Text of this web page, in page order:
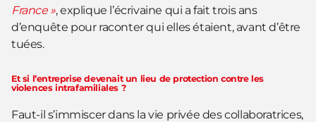
France », explique l’écrivaine qui a fait trois ans
d’enquête pour raconter qui elles étaient, avant d’être
tuées.
Et si l’entreprise devenait un lieu de protection contre les
violences intrafamiliales ?
Faut-il s’immiscer dans la vie privée des collaboratrices,